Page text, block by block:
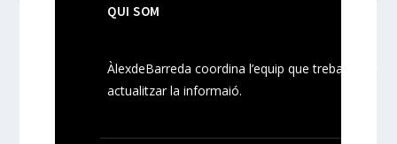
QUI SOM
ÀlexdeBarreda coordina l’equip que treballa per
actualitzar la informaió.